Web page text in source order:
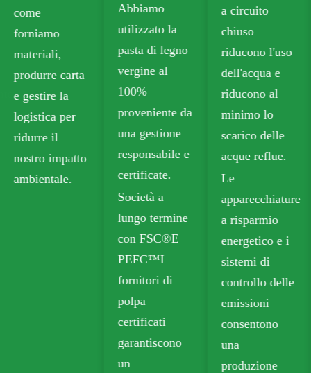
Abbiamo
utilizzato la
pasta di legno
vergine al
100%
proveniente da
una gestione
responsabile e
certificate.
a circuito
chiuso
riducono l'uso
dell'acqua e
riducono al
minimo lo
scarico delle
acque reflue.
Le
apparecchiature
a risparmio
energetico e i
sistemi di
controllo delle
emissioni
consentono
una
produzione
cartone
alimentare
senza plastica
che soddisfa
gli standard di
sicurezza per
il contatto con
gli alimenti.
Le nostre
opzioni
riciclabili
includono
cartone
pieghevole
(FBB) e bordo
avorio per
imballaggi
sostenibili.